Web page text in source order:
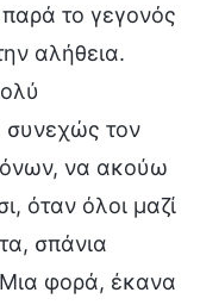
παρά το γεγονός
αλήθεια.
συνεχώς τον
να ακούω
όταν όλοι μαζί
σπάνια
Μια φορά, έκανα